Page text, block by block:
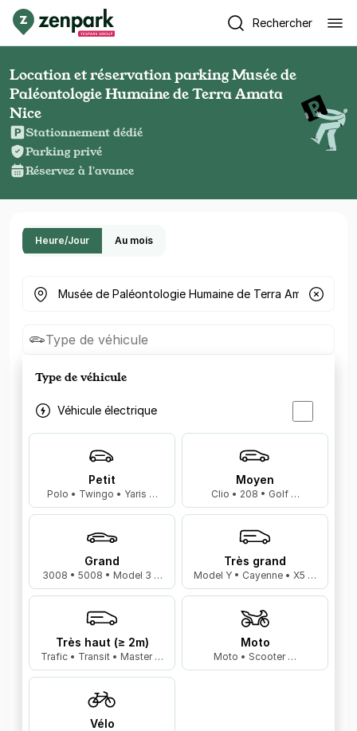
Rechercher
Location et réservation parking Musée de
Paléontologie Humaine de Terra Amata
Nice
Stationnement dédié
Parking privé
Réservez à l'avance
Heure/Jour Au mois
Où cherchez-vous un parking ?
Type de véhicule
Type de véhicule
Véhicule électrique
Petit
Polo • Twingo • Yaris …
Moyen
Clio • 208 • Golf …
Grand
3008 • 5008 • Model 3 …
Très grand
Model Y • Cayenne • X5 …
Très haut (≥ 2m)
Trafic • Transit • Master …
Moto
Moto • Scooter …
Vélo